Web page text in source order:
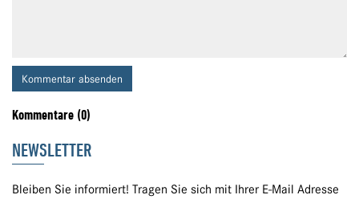
Kommentar absenden
Kommentare (0)
NEWSLETTER
Bleiben Sie informiert! Tragen Sie sich mit Ihrer E-Mail Adresse